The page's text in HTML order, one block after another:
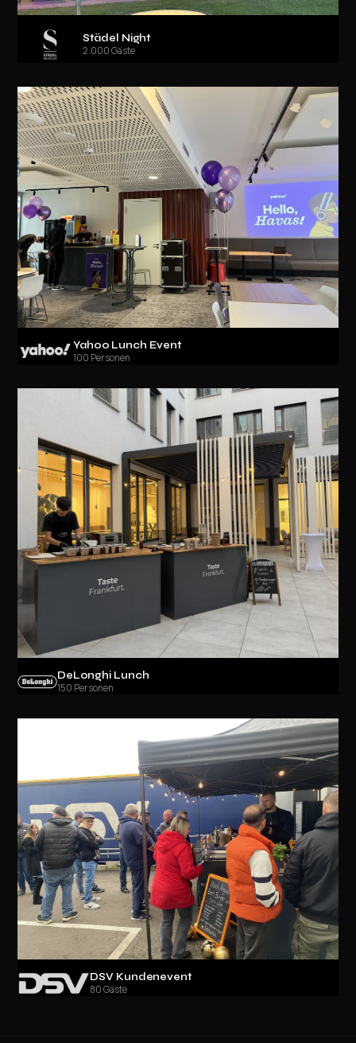
Städel Night
2.000 Gäste
Yahoo Lunch Event
100 Personen
DeLonghi Lunch
150 Personen
DSV Kundenevent
80 Gäste